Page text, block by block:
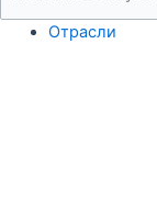
Отрасли